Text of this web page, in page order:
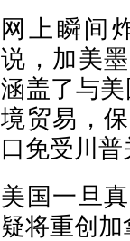
网上瞬间
说，加美
涵盖了与
境贸易，
口免受川
美国一旦
疑将重创加